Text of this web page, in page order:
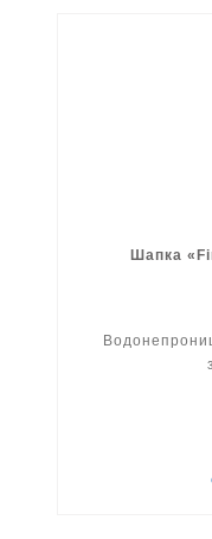
Шапка